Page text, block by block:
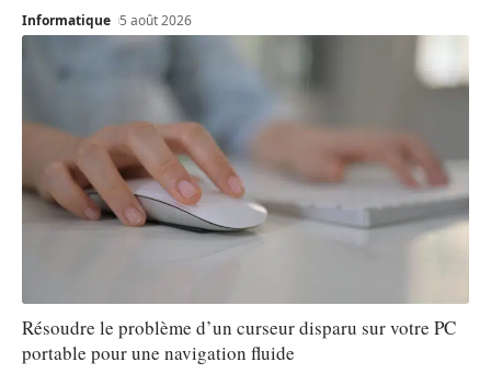
Informatique 5 août 2026
Résoudre le problème d’un curseur disparu sur votre PC
portable pour une navigation fluide